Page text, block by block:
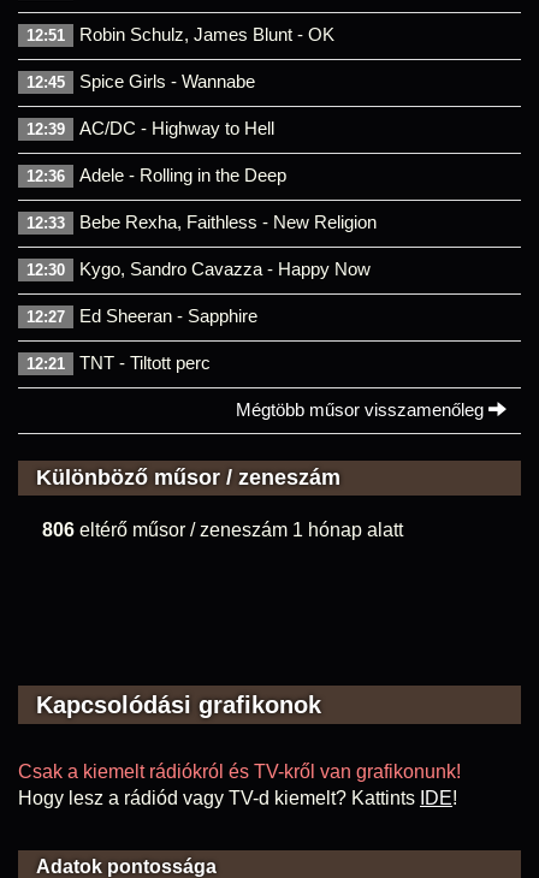
12:51 Robin Schulz, James Blunt - OK
12:45 Spice Girls - Wannabe
12:39 AC/DC - Highway to Hell
12:36 Adele - Rolling in the Deep
12:33 Bebe Rexha, Faithless - New Religion
12:30 Kygo, Sandro Cavazza - Happy Now
12:27 Ed Sheeran - Sapphire
12:21 TNT - Tiltott perc
Mégtöbb műsor visszamenőleg
Különböző műsor / zeneszám
806 eltérő műsor / zeneszám 1 hónap alatt
Kapcsolódási grafikonok
Csak a kiemelt rádiókról és TV-kről van grafikonunk!
Hogy lesz a rádiód vagy TV-d kiemelt? Kattints IDE!
Adatok pontossága